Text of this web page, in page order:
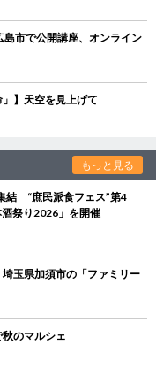
市で公開講座、オンライン
】天空を見上げて
もっと見る
結 “庶民派食フェス”第4
祭り2026」を開催
玉県加須市の「ファミリー
のマルシェ